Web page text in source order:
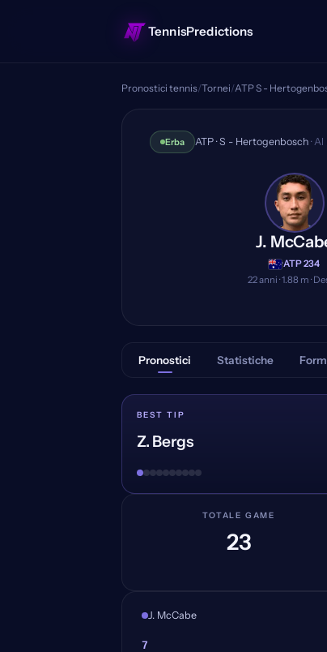
TennisPredictions
James McCabe
Pronostici tennis/Tornei/ATP S -
Erba ATP · S - Hertogenbosch ·
J.
·ATP 234
22 anni · 1.88 m ·
Pronostici Statistiche
BEST TIP
Z. Bergs
TOTALE GAME
23
J. McCabe
7